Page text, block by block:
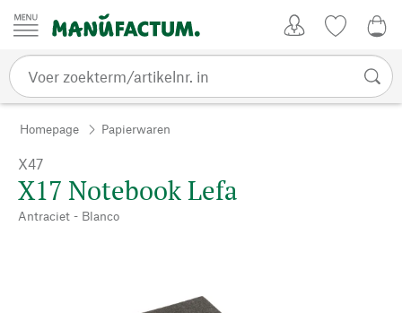
Passer au contenu
Homepage Papierwaren
X47
X17 Notebook Lefa
Antraciet - Blanco